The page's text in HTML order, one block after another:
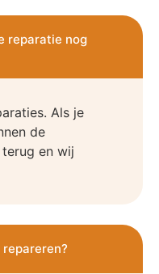
reparatie nog
Als je
de
en wij